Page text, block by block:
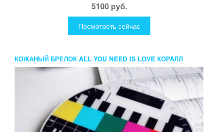
5100 руб.
Посмотреть сейчас
КОЖАНЫЙ БРЕЛОК ALL YOU NEED IS LOVE КОРАЛЛ